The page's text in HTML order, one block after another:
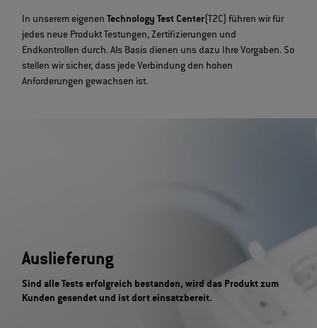
In unserem eigenenTechnology Test Center(T2C) führen wir für
jedes neue Produkt Testungen, Zertifizierungen und
Endkontrollen durch. Als Basis dienen uns dazu Ihre Vorgaben. So
stellen wir sicher, dass jede Verbindung den hohen
Anforderungen gewachsen ist.
Auslieferung
Sind alle Tests erfolgreich bestanden, wird das Produkt zum
Kunden gesendet und ist dort einsatzbereit.